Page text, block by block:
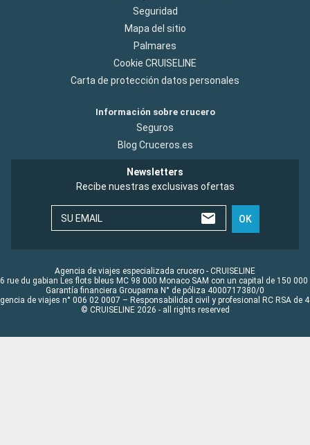
Seguridad
Mapa del sitio
Palmares
Cookie CRUISELINE
Carta de protección datos personales
Información sobre crucero
Seguros
Blog Cruceros.es
Newsletters
Recibe nuestras exclusivas ofertas
SU EMAIL OK
Agencia de viajes especializada crucero - CRUISELINE
rue du gabian Les flots bleus MC 98 000 Monaco SAM con un capital de 150 000
Garantía financiera Groupama N° de póliza 4000717380/0
de viajes n° 006 02 0007 – Responsabilidad civil y profesional RC RSA de
© CRUISELINE 2026 - all rights reserved